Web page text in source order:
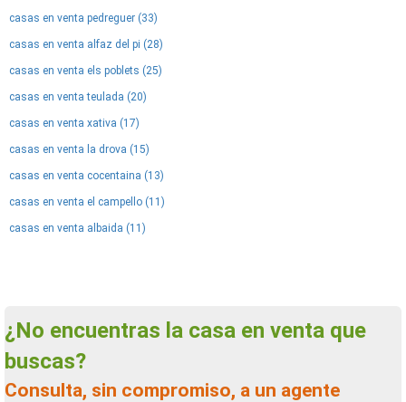
casas en venta pedreguer (33)
casas en venta alfaz del pi (28)
casas en venta els poblets (25)
casas en venta teulada (20)
casas en venta xativa (17)
casas en venta la drova (15)
casas en venta cocentaina (13)
casas en venta el campello (11)
casas en venta albaida (11)
¿No encuentras la casa en venta que
buscas?
Consulta, sin compromiso, a un agente